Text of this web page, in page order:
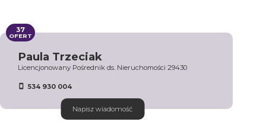
Paula Trzeciak
Licencjonowany Pośrednik ds. Nieruchomości 29430
534 930 004
Napisz wiadomość
37
OFERT